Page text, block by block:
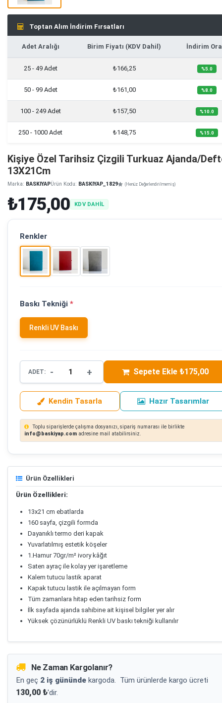
Toptan Alım İndirim Fırsatları
Adet Aralığı Birim Fiyatı (KDV Dahil) İndirim
25 - 49 Adet ₺166,25 %5.0
50 - 99 Adet ₺161,00 %8.0
100 - 249 Adet ₺157,50 %10.0
250 - 1000 Adet ₺148,75 %15.0
Kişiye Özel Tarihsiz Çizgili Turkuaz Ajanda/
13X21Cm
Marka: BASKIYAPÜrün Kodu: BASKIYAP_1829 (Henüz Değerlendirilmemiş)
₺175,00 KDV DAHİL
Renkler
Baskı Tekniği *
Renkli UV Baskı
ADET: - + Sepete Ekle ₺175,00
Kendin Tasarla Hazır Tasarımlar
Toplu siparişlerde çalışma dosyanızı, sipariş numarası ile birlikte
info@baskiyap.com adresine mail atabilirsiniz.
Ürün Özellikleri
Ürün Özellikleri:
13x21 cm ebatlarda
160 sayfa, çizgili formda
Dayanıklı termo deri kapak
Yuvarlatılmış estetik köşeler
1.Hamur 70gr/m² ivory kâğıt
Saten ayraç ile kolay yer işaretleme
Kalem tutucu lastik aparat
Kapak tutucu lastik ile açılmayan form
Tüm zamanlara hitap eden tarihsiz form
İlk sayfada ajanda sahibine ait kişisel bilgiler yer alır
Yüksek çözünürlüklü Renkli UV baskı tekniği kullanılır
Ne Zaman Kargolanır?
En geç 2 iş gününde kargoda. Tüm ürünlerde kargo ücreti
130,00 ₺'dir.